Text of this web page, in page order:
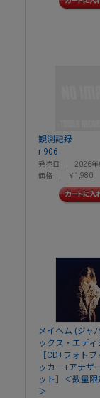
観測記録
r-906
発売日
2026年
価格
￥1,980
メイへム (ジャ
ックス・エディ
［CD+フォト
ッカー+アナザ
ット］＜数量
＞